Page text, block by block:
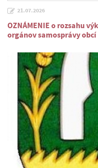
21.07.2026
OZNÁMENIE o rozsahu
orgánov samosprávy obcí